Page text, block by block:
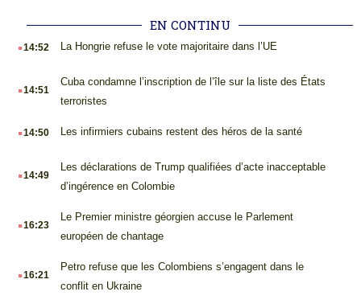
EN CONTINU
.14:52 La Hongrie refuse le vote majoritaire dans l’UE
.14:51
Cuba condamne l’inscription de l’île sur la liste des États
terroristes
.14:50 Les infirmiers cubains restent des héros de la santé
.14:49
Les déclarations de Trump qualifiées d’acte inacceptable
d’ingérence en Colombie
.16:23
Le Premier ministre géorgien accuse le Parlement
européen de chantage
.16:21
Petro refuse que les Colombiens s’engagent dans le
conflit en Ukraine